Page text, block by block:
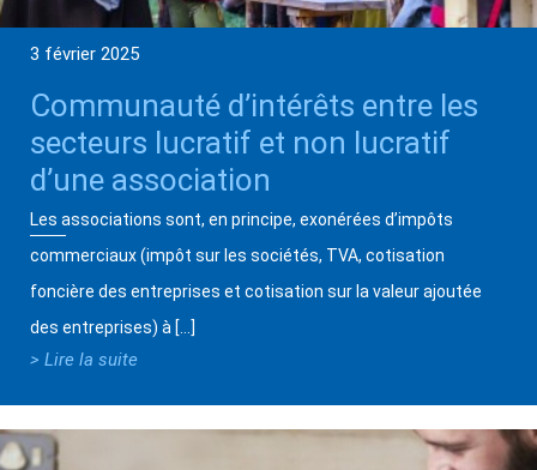
3 février 2025
Communauté d’intérêts entre les
secteurs lucratif et non lucratif
d’une association
Les associations sont, en principe, exonérées d’impôts
commerciaux (impôt sur les sociétés, TVA, cotisation
foncière des entreprises et cotisation sur la valeur ajoutée
des entreprises) à […]
> Lire la suite